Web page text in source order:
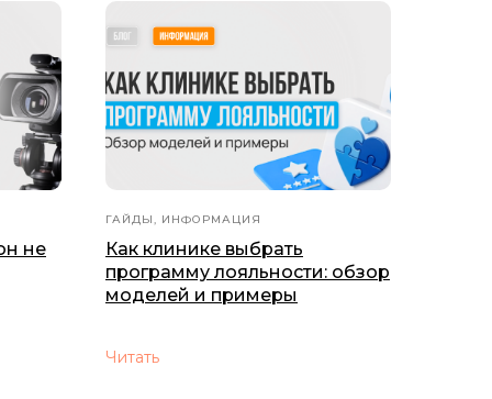
не
ГАЙДЫ, ИНФОРМАЦИЯ
Как клинике выбрать
программу лояльности: обзор
моделей и примеры
Читать